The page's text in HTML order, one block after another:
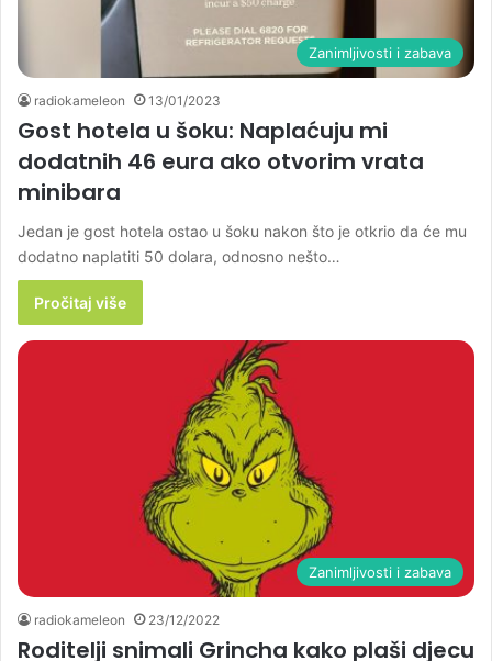
Zanimljivosti i zabava
radiokameleon 13/01/2023
Gost hotela u šoku: Naplaćuju mi
dodatnih 46 eura ako otvorim vrata
minibara
Jedan je gost hotela ostao u šoku nakon što je otkrio da će mu
dodatno naplatiti 50 dolara, odnosno nešto…
Pročitaj više
Zanimljivosti i zabava
radiokameleon 23/12/2022
Roditelji snimali Grincha kako plaši djecu